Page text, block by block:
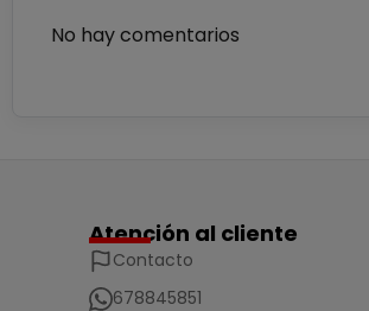
No hay comentarios
Atención al cliente
Contacto
678845851